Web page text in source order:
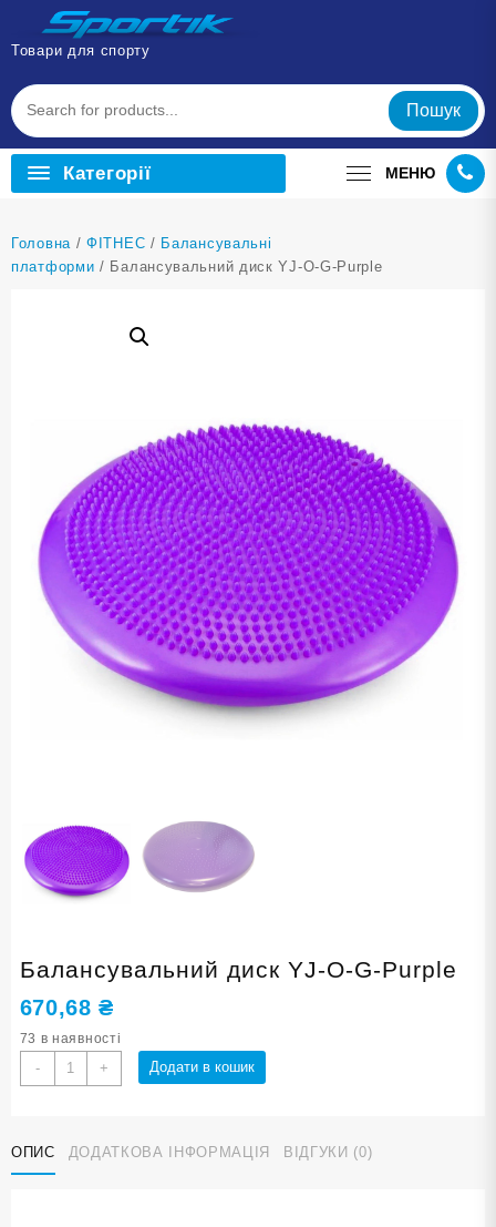
Перейти
вмісту
Товари для спорту
Пошук
Категорії МЕНЮ
Головна /ФІТНЕС / Балансувальні
платформи / Балансувальний диск YJ-O-G-Purple
Балансувальний диск YJ-O-G-Purple
670,68₴
73 в наявності
-
Балансувальний
диск
G-
Purple
+ Додати в кошик
ОПИС ДОДАТКОВА ІНФОРМАЦІЯ ВІДГУКИ (0)